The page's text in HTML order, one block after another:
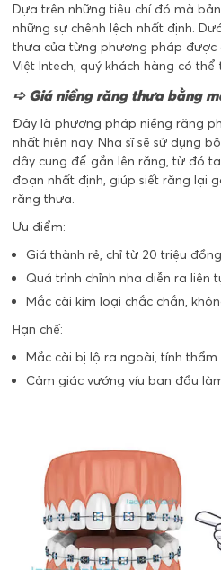
Dựa trên những tiêu chí đó mà
những sự chênh lệch nhất định.
thưa của từng phương pháp được
Việt Intech, quý khách hàng có thể
➪ Giá niềng răng thưa bằng
Đây là phương pháp niềng răng
nhất hiện nay. Nha sĩ sẽ sử dụng
dây cung để gắn lên răng, từ đó
đoạn nhất định, giúp siết răng lại
răng thưa.
Ưu điểm:
Giá thành rẻ, chỉ từ 20 triệu đồng
Quá trình chỉnh nha diễn ra liên
Mắc cài kim loại chắc chắn,
Hạn chế:
Mắc cài bị lộ ra ngoài, tính thẩm
Cảm giác vướng víu ban đầu